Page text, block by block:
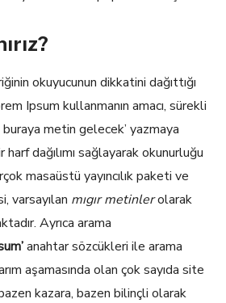
okuyucunun dikkatini dağıttığı
Ipsum kullanmanın amacı, sürekli
metin gelecek’ yazmaya
dağılımı sağlayarak okunurluğu
masaüstü yayıncılık paketi ve
varsayılan mıgır metinlerolarak
Ayrıca arama
anahtar sözcükleri ile arama
aşamasında olan çok sayıda site
kazara, bazen bilinçli olarak